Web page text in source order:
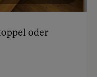
oder